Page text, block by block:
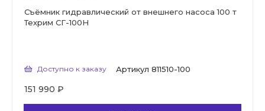
Съёмник гидравлический от внешнего насоса 100 т
Техрим СГ-100Н
Доступно к заказу Артикул 811510-100
151 990 ₽